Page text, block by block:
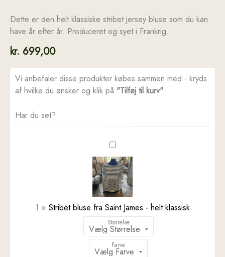
Dette er den helt klassiske stribet jersey bluse som du kan
have år efter år. Produceret og syet i Frankrig.
kr. 699,00
Vi anbefaler disse produkter købes sammen med - kryds
af hvilke du ønsker og klik på "Tilføj til kurv"
Har du set?
Stribet
bluse
fra
Saint
James
-
helt
klassisk
1 × Stribet bluse fra Saint James - helt klassisk
Størrelse
Farve